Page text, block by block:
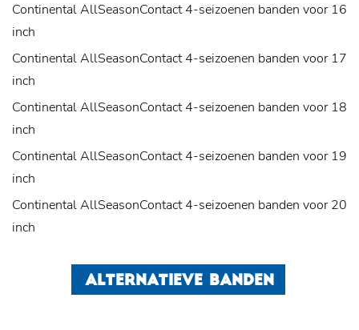
Continental AllSeasonContact 4-seizoenen banden voor 16
inch
Continental AllSeasonContact 4-seizoenen banden voor 17
inch
Continental AllSeasonContact 4-seizoenen banden voor 18
inch
Continental AllSeasonContact 4-seizoenen banden voor 19
inch
Continental AllSeasonContact 4-seizoenen banden voor 20
inch
ALTERNATIEVE BANDEN